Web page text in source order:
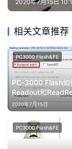
2020年7月15日
相关文章推荐
PC-3000 Flash如
Readout和
提高转储的质量
2020年7月15日
PC3000 Flash&FE
PC3000 Flash&FE